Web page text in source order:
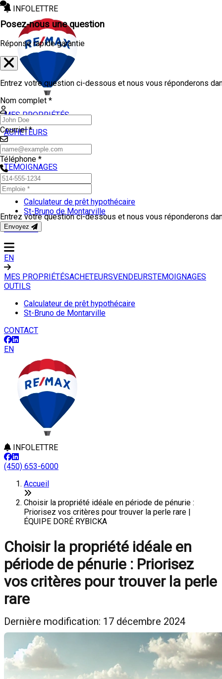
INFOLETTRE
MES PROPRIÉTÉS
ACHETEURS
VENDEURS
TEMOIGNAGES
OUTILS
Calculateur de prêt hypothécaire
St-Bruno de Montarville
CONTACT
EN
MES PROPRIÉTÉSACHETEURSVENDEURSTEMOIGNAGES
OUTILS
Calculateur de prêt hypothécaire
St-Bruno de Montarville
CONTACT
EN
INFOLETTRE
(450) 653-6000
Accueil
Choisir la propriété idéale en période de pénurie :
Priorisez vos critères pour trouver la perle rare |
ÉQUIPE DORÉ RYBICKA
Choisir la propriété idéale en
période de pénurie : Priorisez
vos critères pour trouver la perle
rare
Dernière modification: 17 décembre 2024
Posez-nous une question
Réponse rapide garantie
Entrez votre question ci-dessous et nous vous réponderons
Nom complet *
Courriel *
Téléphone *
Entrez votre question ci-dessous et nous vous réponderons
Envoyez